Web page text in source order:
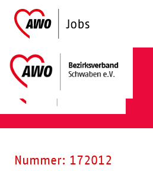
Nummer: 172012